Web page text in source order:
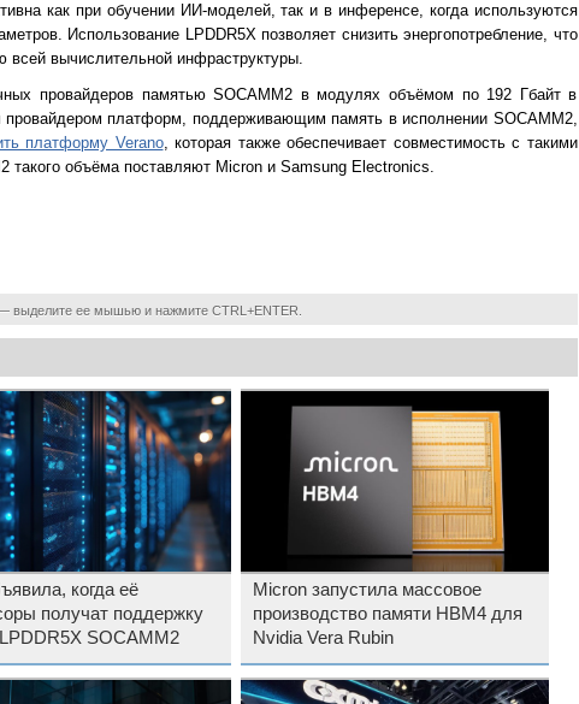
как при обучении ИИ-моделей, так и в инференсе, когда используются
Использование LPDDR5X позволяет снизить энергопотребление, что
всей вычислительной инфраструктуры.
провайдеров памятью SOCAMM2 в модулях объёмом по 192 Гбайт в
провайдером платформ, поддерживающим память в исполнении SOCAMM2,
платформу Verano, которая также обеспечивает совместимость с такими
объёма поставляют Micron и Samsung Electronics.
выделите ее мышью и нажмите CTRL+ENTER.
когда её
получат поддержку
SOCAMM2
Micron запустила массовое
производство памяти HBM4 для
Nvidia Vera Rubin